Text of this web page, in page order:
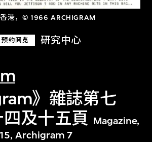
港，© 1966 ARCHIGRAM
预约阅览 研究中心
》雜誌第七
及十五頁 Magazine,
Archigram 7
的二十及二十一世纪视觉